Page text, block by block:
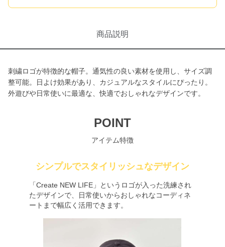
商品説明
刺繍ロゴが特徴的な帽子。通気性の良い素材を使用し、サイズ調
整可能。日よけ効果があり、カジュアルなスタイルにぴったり。
外遊びや日常使いに最適な、快適でおしゃれなデザインです。
POINT
アイテム特徴
シンプルでスタイリッシュなデザイン
「Create NEW LIFE」というロゴが入った洗練され
たデザインで、日常使いからおしゃれなコーディネ
ートまで幅広く活用できます。